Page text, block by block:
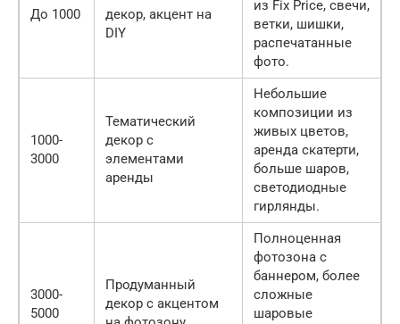
До 1000
декор, акцент на
DIY
из Fix Price, свечи,
ветки, шишки,
распечатанные
фото.
1000-
3000
Тематический
декор с
элементами
аренды
Небольшие
композиции из
живых цветов,
аренда скатерти,
больше шаров,
светодиодные
гирлянды.
3000-
5000
Продуманный
декор с акцентом
Полноценная
фотозона с
баннером, более
сложные
шаровые